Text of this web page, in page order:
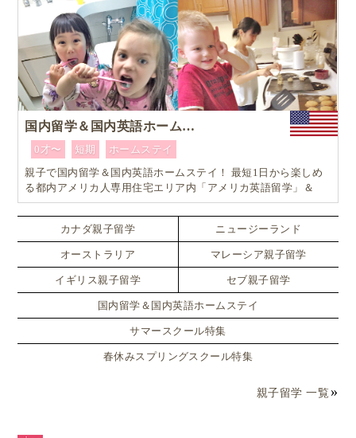
国内留学＆国内英語ホームステイ
0才〜 短期
ホームステイ
親子で国内留学＆国内英語ホームステイ！ 最短1日から楽しめ
る都内アメリカ人専用住宅エリア内「アメリカ英語留学」＆
「ホームステイ体験」プログラム！
カナダ親子留学 ニュージーランド
オーストラリア マレーシア親子留学
イギリス親子留学 セブ親子留学
国内留学＆国内英語ホームステイ
サマースクール特集
春休みスプリングスクール特集
親子留学 一覧